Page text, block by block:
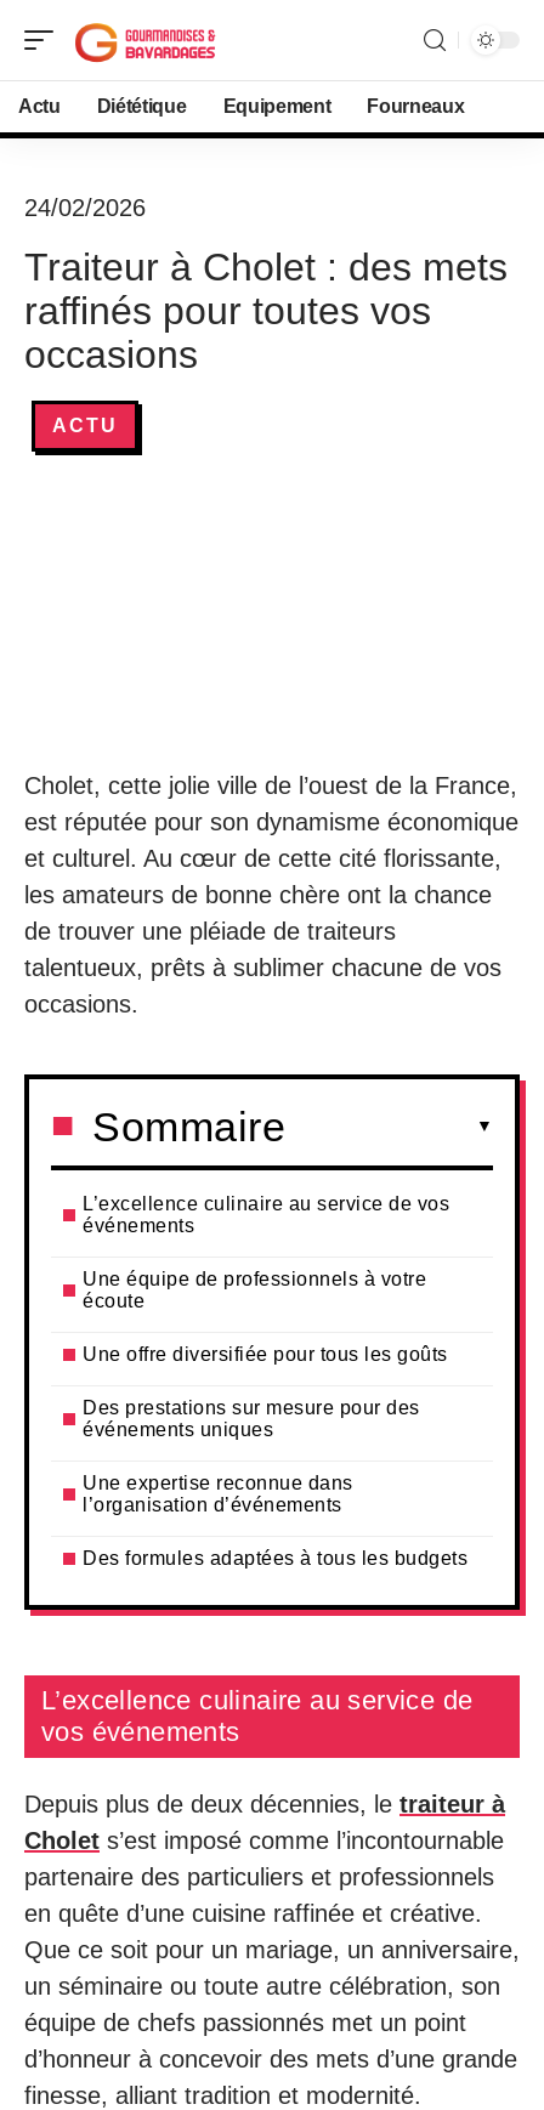
Actu Diététique Equipement Fourneaux
24/02/2026
Traiteur à Cholet : des mets
raffinés pour toutes vos
occasions
ACTU
Cholet, cette jolie ville de l’ouest de la France,
est réputée pour son dynamisme économique
et culturel. Au cœur de cette cité florissante,
les amateurs de bonne chère ont la chance
de trouver une pléiade de traiteurs
talentueux, prêts à sublimer chacune de vos
occasions.
Sommaire
L’excellence culinaire au service de vos
événements
Une équipe de professionnels à votre
écoute
Une offre diversifiée pour tous les goûts
Des prestations sur mesure pour des
événements uniques
Une expertise reconnue dans
l’organisation d’événements
Des formules adaptées à tous les budgets
L’excellence culinaire au service de
vos événements
Depuis plus de deux décennies, le traiteur à
Cholet s’est imposé comme l’incontournable
partenaire des particuliers et professionnels
en quête d’une cuisine raffinée et créative.
Que ce soit pour un mariage, un anniversaire,
un séminaire ou toute autre célébration, son
équipe de chefs passionnés met un point
d’honneur à concevoir des mets d’une grande
finesse, alliant tradition et modernité.